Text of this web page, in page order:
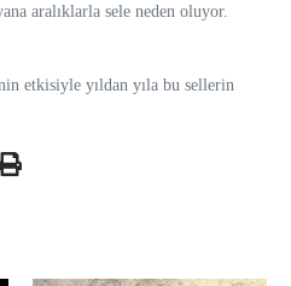
aralıklarla sele neden oluyor.
etkisiyle yıldan yıla bu sellerin